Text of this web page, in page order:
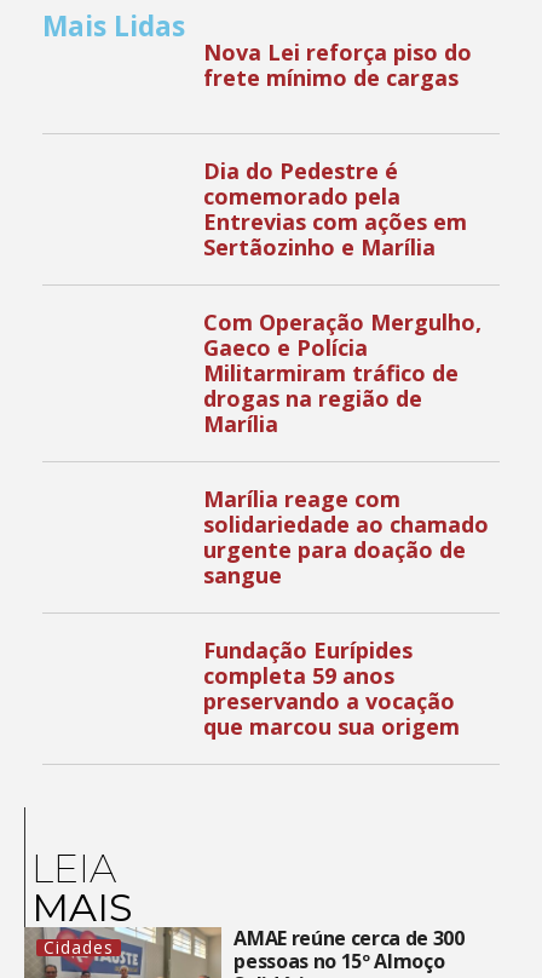
Mais Lidas
Nova Lei reforça piso do
frete mínimo de cargas
Dia do Pedestre é
comemorado pela
Entrevias com ações em
Sertãozinho e Marília
Com Operação Mergulho,
Gaeco e Polícia
Militarmiram tráfico de
drogas na região de
Marília
Marília reage com
solidariedade ao chamado
urgente para doação de
sangue
Fundação Eurípides
completa 59 anos
preservando a vocação
que marcou sua origem
LEIA
MAIS
Cidades
AMAE reúne cerca de 300
pessoas no 15º Almoço